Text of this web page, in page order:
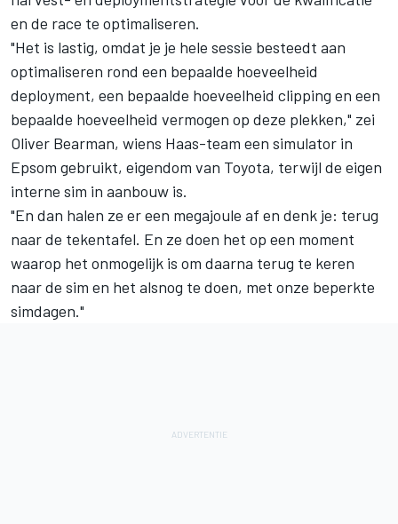
en de race te optimaliseren.
"Het is lastig, omdat je je hele sessie besteedt aan
optimaliseren rond een bepaalde hoeveelheid
deployment, een bepaalde hoeveelheid clipping en een
bepaalde hoeveelheid vermogen op deze plekken," zei
Oliver Bearman, wiens Haas-team een simulator in
Epsom gebruikt, eigendom van Toyota, terwijl de eigen
interne sim in aanbouw is.
"En dan halen ze er een megajoule af en denk je: terug
naar de tekentafel. En ze doen het op een moment
waarop het onmogelijk is om daarna terug te keren
naar de sim en het alsnog te doen, met onze beperkte
simdagen."